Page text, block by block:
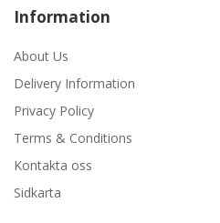
Information
About Us
Delivery Information
Privacy Policy
Terms & Conditions
Kontakta oss
Sidkarta